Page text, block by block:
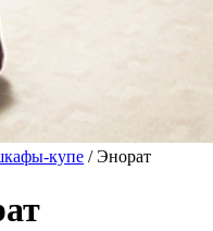
купе / Энорат